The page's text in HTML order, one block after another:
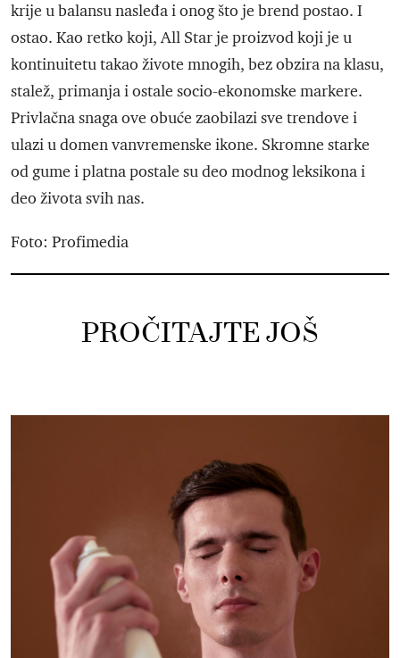
krije u balansu nasleđa i onog što je brend postao. I
ostao. Kao retko koji, All Star je proizvod koji je u
kontinuitetu takao živote mnogih, bez obzira na klasu,
stalež, primanja i ostale socio-ekonomske markere.
Privlačna snaga ove obuće zaobilazi sve trendove i
ulazi u domen vanvremenske ikone. Skromne starke
od gume i platna postale su deo modnog leksikona i
deo života svih nas.
Foto: Profimedia
PROČITAJTE JOŠ